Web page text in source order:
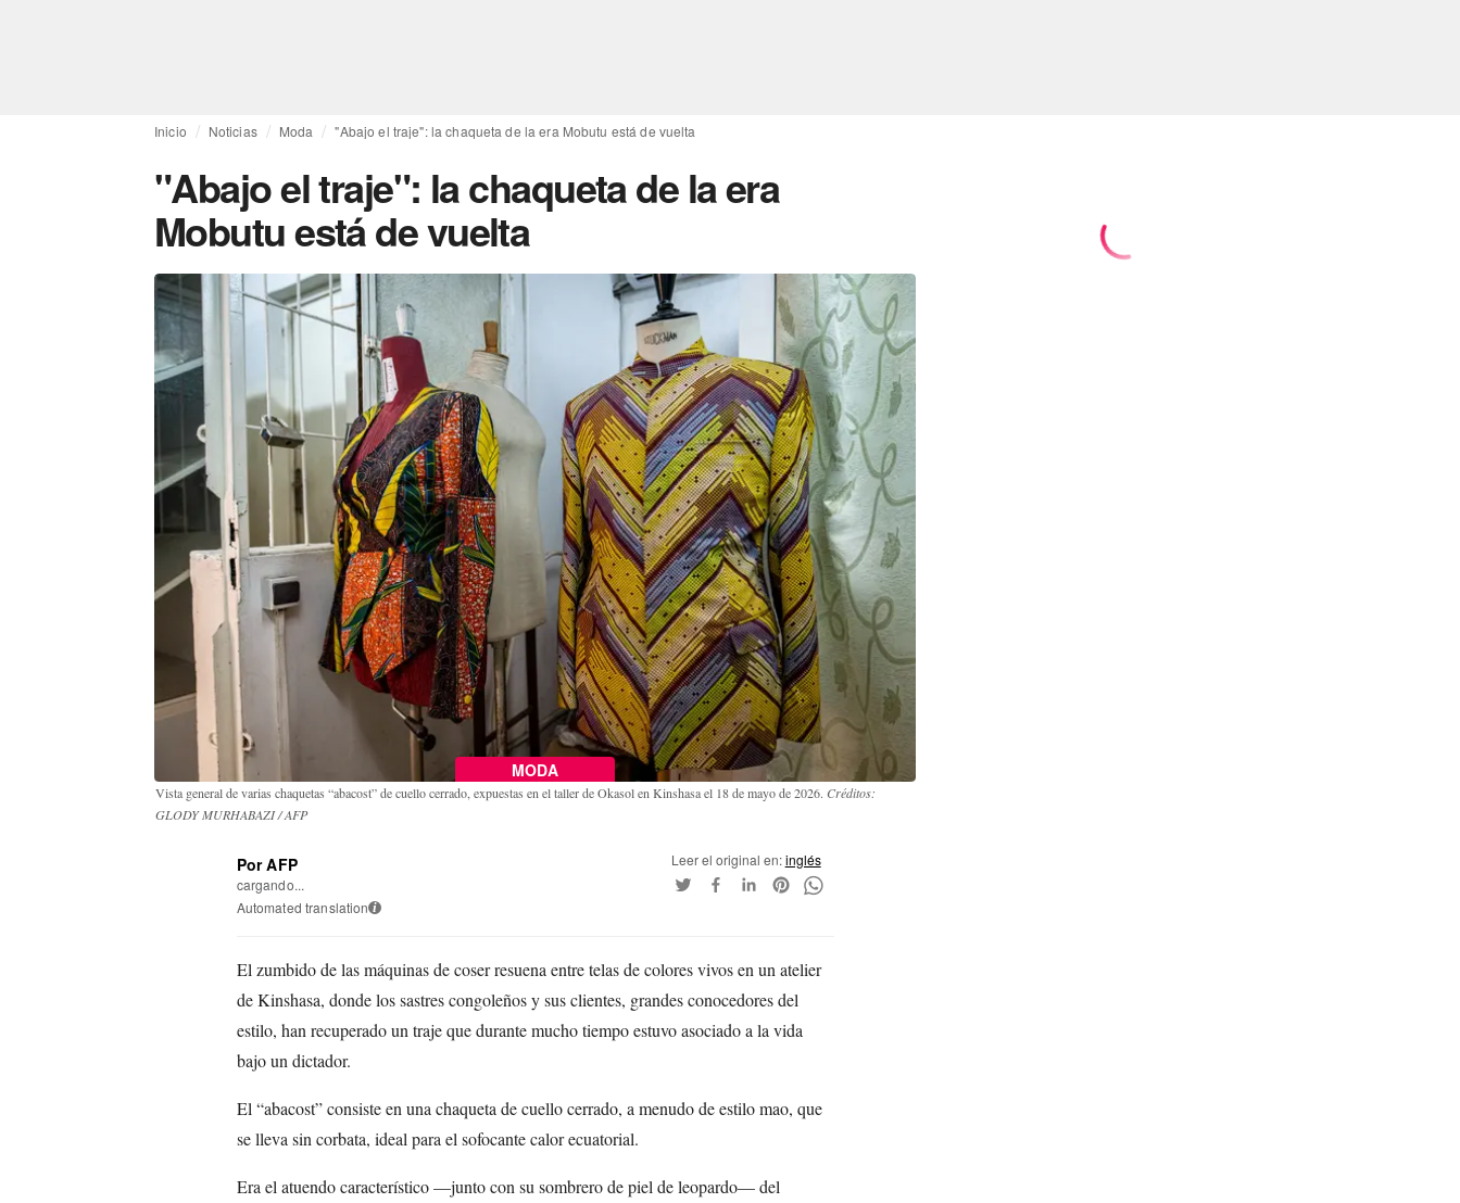
Inicio Noticias Moda "Abajo el traje": la chaqueta de la era Mobutu está de vuelta
"Abajo el traje": la chaqueta de la era
Mobutu está de vuelta
MODA
Vista general de varias chaquetas “abacost” de cuello cerrado, expuestas en el taller de Okasol en Kinshasa el 18 de mayo de 2026. Créditos:
GLODY MURHABAZI / AFP
Por AFP
cargando...
Automated translation i
Leer el original en:inglés
El zumbido de las máquinas de coser resuena entre telas de colores vivos en un atelier
de Kinshasa, donde los sastres congoleños y sus clientes, grandes conocedores del
estilo, han recuperado un traje que durante mucho tiempo estuvo asociado a la vida
bajo un dictador.
El “abacost” consiste en una chaqueta de cuello cerrado, a menudo de estilo mao, que
se lleva sin corbata, ideal para el sofocante calor ecuatorial.
Era el atuendo característico —junto con su sombrero de piel de leopardo— del